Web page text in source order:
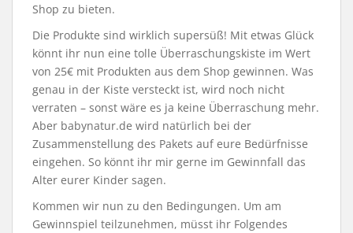
Shop zu bieten.
Die Produkte sind wirklich supersüß! Mit etwas Glück
könnt ihr nun eine tolle Überraschungskiste im Wert
von 25€ mit Produkten aus dem Shop gewinnen. Was
genau in der Kiste versteckt ist, wird noch nicht
verraten – sonst wäre es ja keine Überraschung mehr.
Aber babynatur.de wird natürlich bei der
Zusammenstellung des Pakets auf eure Bedürfnisse
eingehen. So könnt ihr mir gerne im Gewinnfall das
Alter eurer Kinder sagen.
Kommen wir nun zu den Bedingungen. Um am
Gewinnspiel teilzunehmen, müsst ihr Folgendes